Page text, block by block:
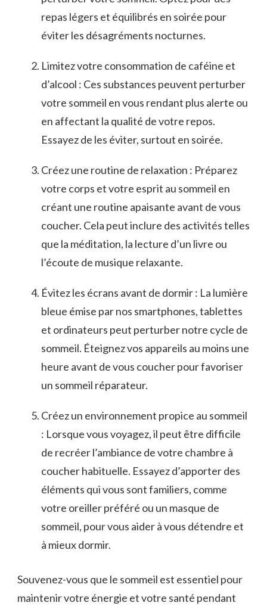
repas légers et‍ équilibrés‍ en⁢ soirée pour
éviter les⁣ désagréments ‌nocturnes.
Limitez⁢ votre consommation de caféine⁤ et
d’alcool : Ces substances peuvent perturber
votre sommeil en ⁤vous rendant plus‌ alerte ou
en affectant la qualité de‌ votre repos.
Essayez de les éviter,⁤ surtout en soirée.
Créez une⁣ routine de relaxation : Préparez
⁣votre corps​ et votre esprit au sommeil en
créant une routine apaisante avant de⁢ vous
coucher. Cela peut​ inclure des activités telles
que la ​méditation, la lecture d’un livre ou
l’écoute de‍ musique relaxante.
Évitez ‌les écrans avant de dormir : La lumière
bleue émise par nos ⁢smartphones, tablettes
et ordinateurs peut perturber notre cycle de
⁣sommeil.⁣ Éteignez vos appareils au⁣ moins une​
heure⁢ avant de vous ‍coucher pour favoriser
un sommeil réparateur.
Créez un environnement propice au sommeil
: Lorsque vous voyagez, il peut ‌être difficile⁢
de recréer l’ambiance de votre‍ chambre à
coucher habituelle. Essayez d’apporter des
éléments qui vous sont familiers, comme
votre‌ oreiller préféré ou un masque de
sommeil, pour ⁣vous aider à⁤ vous détendre et
à mieux​ dormir.
Souvenez-vous ‍que‍ le ​sommeil est essentiel pour
maintenir votre énergie⁢ et votre santé pendant